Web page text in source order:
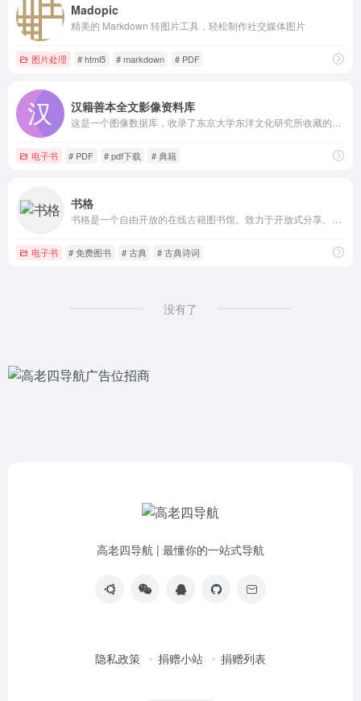
Madopic
精美的 Markdown 转图片工具，轻松制作社交媒体图片
图片处理 # html5 # markdown # PDF
汉籍善本全文影像资料库
电子书 # PDF # pdf下载 # 典籍
书格
电子书 # 免费图书 # 古典 # 古典诗词
没有了
高老四导航 | 最懂你的一站式导航
隐私政策 捐赠小站 捐赠列表